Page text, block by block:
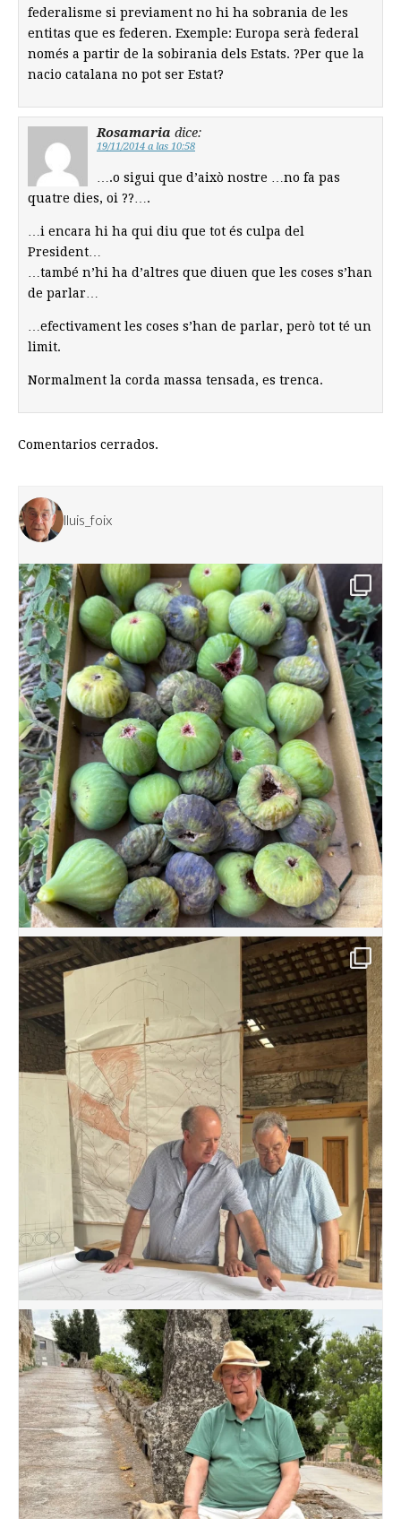
federalisme si previament no hi ha sobrania de les
entitas que es federen. Exemple: Europa serà federal
només a partir de la sobirania dels Estats. ?Per que la
nacio catalana no pot ser Estat?
Rosamaria dice:
19/11/2014 a las 10:58
….o sigui que d’això nostre …no fa pas
quatre dies, oi ??….
…i encara hi ha qui diu que tot és culpa del
President…
…també n’hi ha d’altres que diuen que les coses s’han
de parlar…
…efectivament les coses s’han de parlar, però tot té un
limit.
Normalment la corda massa tensada, es trenca.
Comentarios cerrados.
lluis_foix